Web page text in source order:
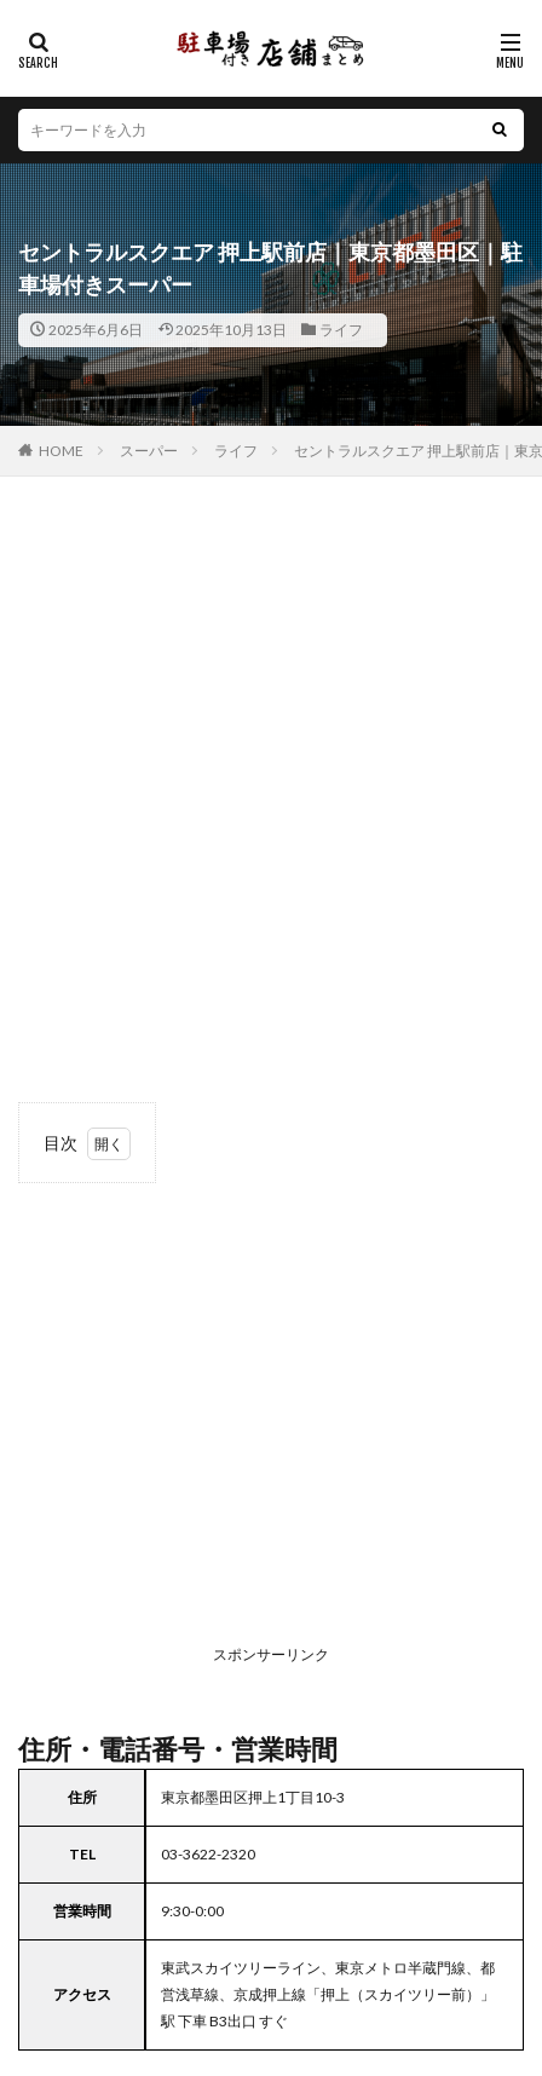
セントラルスクエア 押上駅前店｜東京都墨田区｜駐
車場付きスーパー
2025年6月6日 2025年10月13日 ライフ
HOME スーパー ライフ セントラルスクエア 押上駅前店｜東
目次
イフ
5
東京
駐車
場付
スポンサーリンク
住所・電話番号・営業時間
住所 東京都墨田区押上1丁目10-3
TEL 03-3622-2320
営業時間 9:30-0:00
アクセス
東武スカイツリーライン、東京メトロ半蔵門線、都
営浅草線、京成押上線「押上（スカイツリー前）」
駅 下車 B3出口 すぐ
カテゴリー
エリア
北海道 青森県 岩手県 宮城県
秋田県
山形県
福島県 茨城県 栃木県
群馬県
埼玉県
千葉県 東京都 神奈川県
新潟県
山梨県
長野県 富山県 石川県
福井県
岐阜県
静岡県 愛知県 三重県
滋賀県
京都府
大阪府 兵庫県
和歌山県
鳥取県
島根県 岡山県 広島県
徳島県
香川県 愛媛県 高知県
福岡県
佐賀県
長崎県 熊本県 大分県
宮崎県